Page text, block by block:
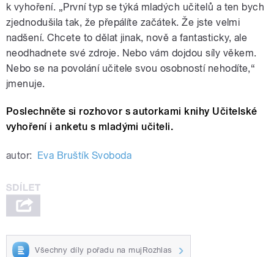
k vyhoření. „První typ se týká mladých učitelů a ten bych
zjednodušila tak, že přepálíte začátek. Že jste velmi
nadšení. Chcete to dělat jinak, nově a fantasticky, ale
neodhadnete své zdroje. Nebo vám dojdou síly věkem.
Nebo se na povolání učitele svou osobností nehodíte,“
jmenuje.
Poslechněte si rozhovor s autorkami knihy Učitelské
vyhoření i anketu s mladými učiteli.
autor: Eva Bruštík Svoboda
Všechny díly pořadu na mujRozhlas